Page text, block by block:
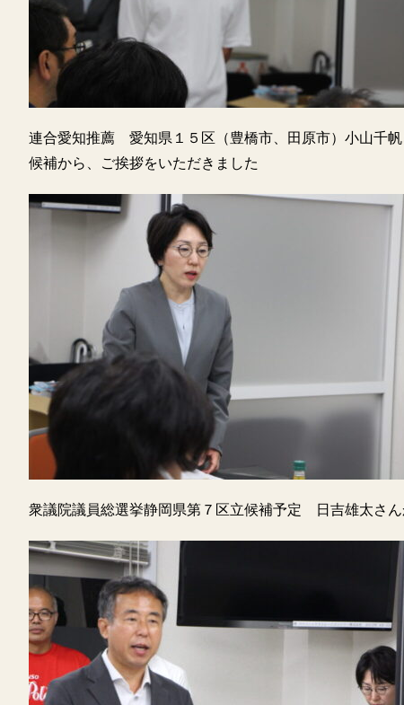
連合愛知推薦 愛知県１５区（豊橋市、田原市）小山千
候補から、ご挨拶をいただきました
衆議院議員総選挙静岡県第７区立候補予定 日吉雄太さ